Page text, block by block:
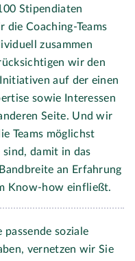
Stipendiaten
Coaching-Teams
zusammen
wir den
auf der einen
sowie Interessen
Seite. Und wir
Teams möglichst
damit in das
an Erfahrung
Know-how einfließt.
soziale
vernetzen wir Sie